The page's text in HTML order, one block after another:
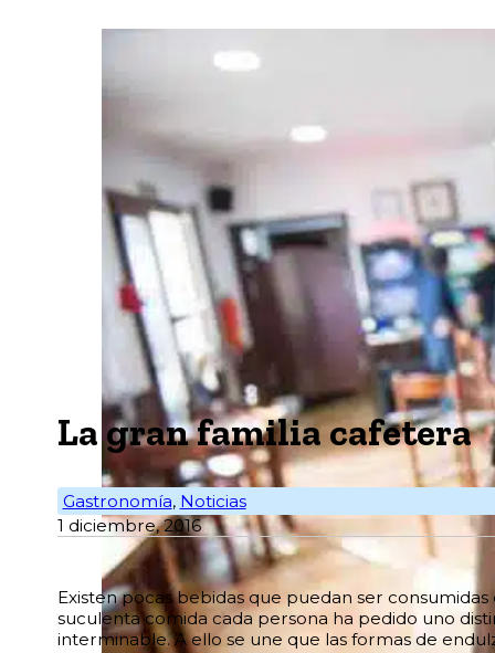
La gran familia cafetera
Gastronomía, Noticias
1 diciembre, 2016
Existen pocas bebidas que puedan ser
suculenta comida cada persona ha pedido uno
interminable. A ello se une que las formas de